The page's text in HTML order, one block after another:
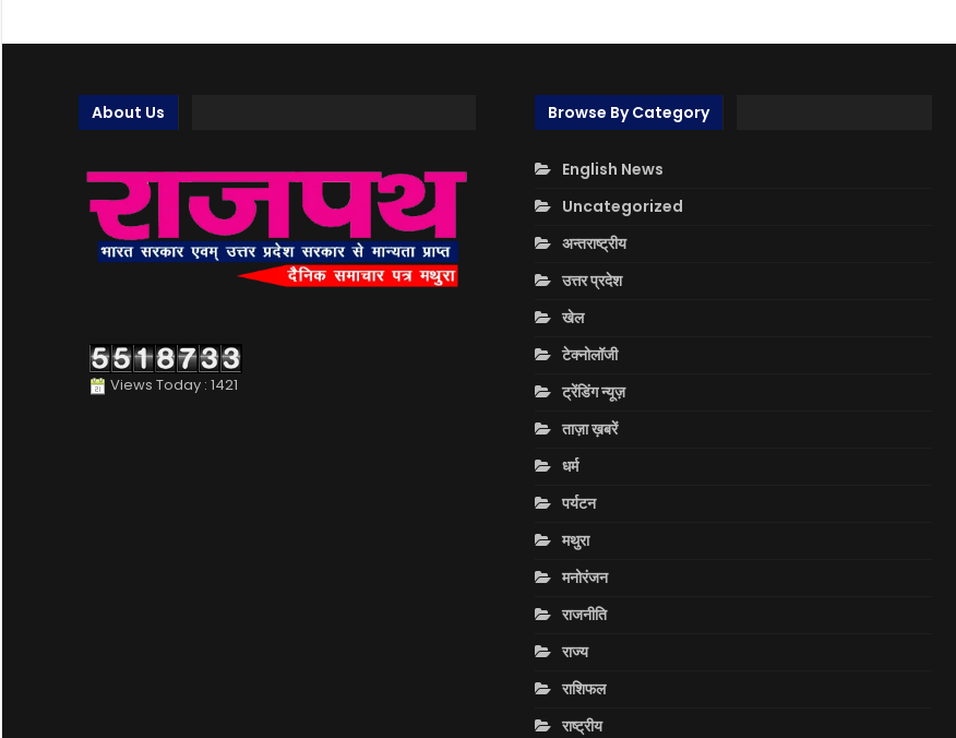
About Us
Views Today : 1421
Browse By Category
English News
Uncategorized
अन्तराष्ट्रीय
उत्तर प्रदेश
खेल
टेक्नोलॉजी
ट्रेंडिंग न्यूज़
ताज़ा ख़बरें
धर्म
पर्यटन
मथुरा
मनोरंजन
राजनीति
राज्य
राशिफल
राष्ट्रीय